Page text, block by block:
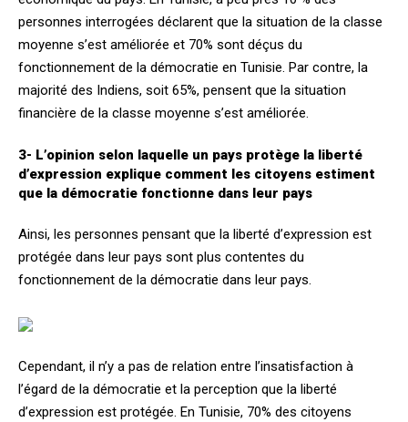
personnes interrogées déclarent que la situation de la classe
moyenne s’est améliorée et 70% sont déçus du
fonctionnement de la démocratie en Tunisie. Par contre, la
majorité des Indiens, soit 65%, pensent que la situation
financière de la classe moyenne s’est améliorée.
3- L’opinion selon laquelle un pays protège la liberté
d’expression explique comment les citoyens estiment
que la démocratie fonctionne dans leur pays
Ainsi, les personnes pensant que la liberté d’expression est
protégée dans leur pays sont plus contentes du
fonctionnement de la démocratie dans leur pays.
Cependant, il n’y a pas de relation entre l’insatisfaction à
l’égard de la démocratie et la perception que la liberté
d’expression est protégée. En Tunisie, 70% des citoyens